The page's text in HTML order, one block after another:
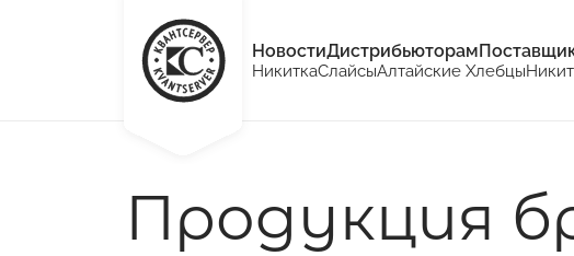
НовостиДистрибьюторам
НикиткаСлайсыАлтайские Хлебцы
Продукция